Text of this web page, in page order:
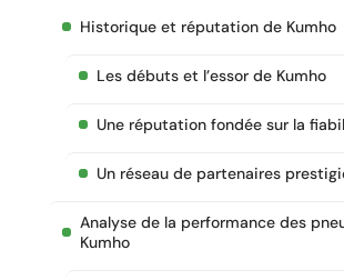
Historique et réputation de Kumho
Les débuts et l’essor de Kumho
Une réputation fondée sur la
Un réseau de partenaires
Analyse de la performance des
Kumho